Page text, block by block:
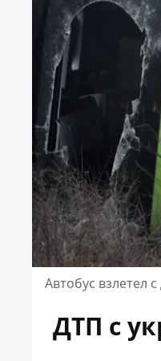
Автобус взлетел
ДТП с